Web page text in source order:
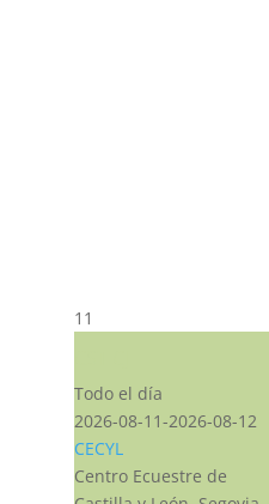
11
Todo el día
2026-08-11-2026-08-12
CECYL
Centro Ecuestre de